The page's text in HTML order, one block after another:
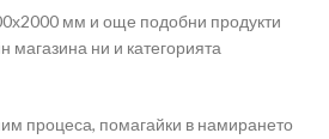
мм и още подобни продукти
магазина ни и категорията
процеса, помагайки в намирането